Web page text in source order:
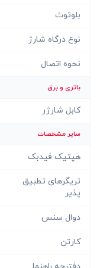
بلوتوث
نوع درگاه شارژ
نحوه اتصال
باتری و برق
کابل شارژر
سایر مشخصات
هپتیک فیدبک
تریگرهای تطبیق
پذیر
دوال سنس
کارتن